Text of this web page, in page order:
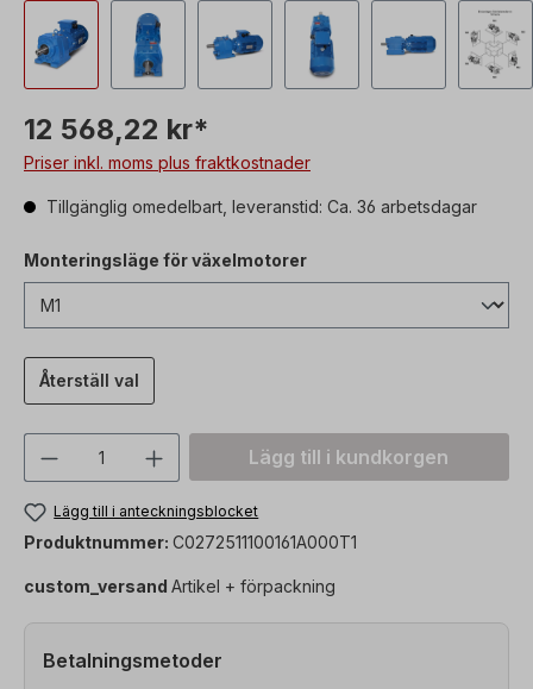
12 568,22 kr*
Priser inkl. moms plus fraktkostnader
Tillgänglig omedelbart, leveranstid: Ca. 36 arbetsdagar
Monteringsläge för växelmotorer
Återställ val
Produktkvantitet: Ange önskat värde
Lägg till i kundkorgen
Lägg till i anteckningsblocket
Produktnummer: C0272511100161A000T1
custom_versand Artikel + förpackning
Betalningsmetoder